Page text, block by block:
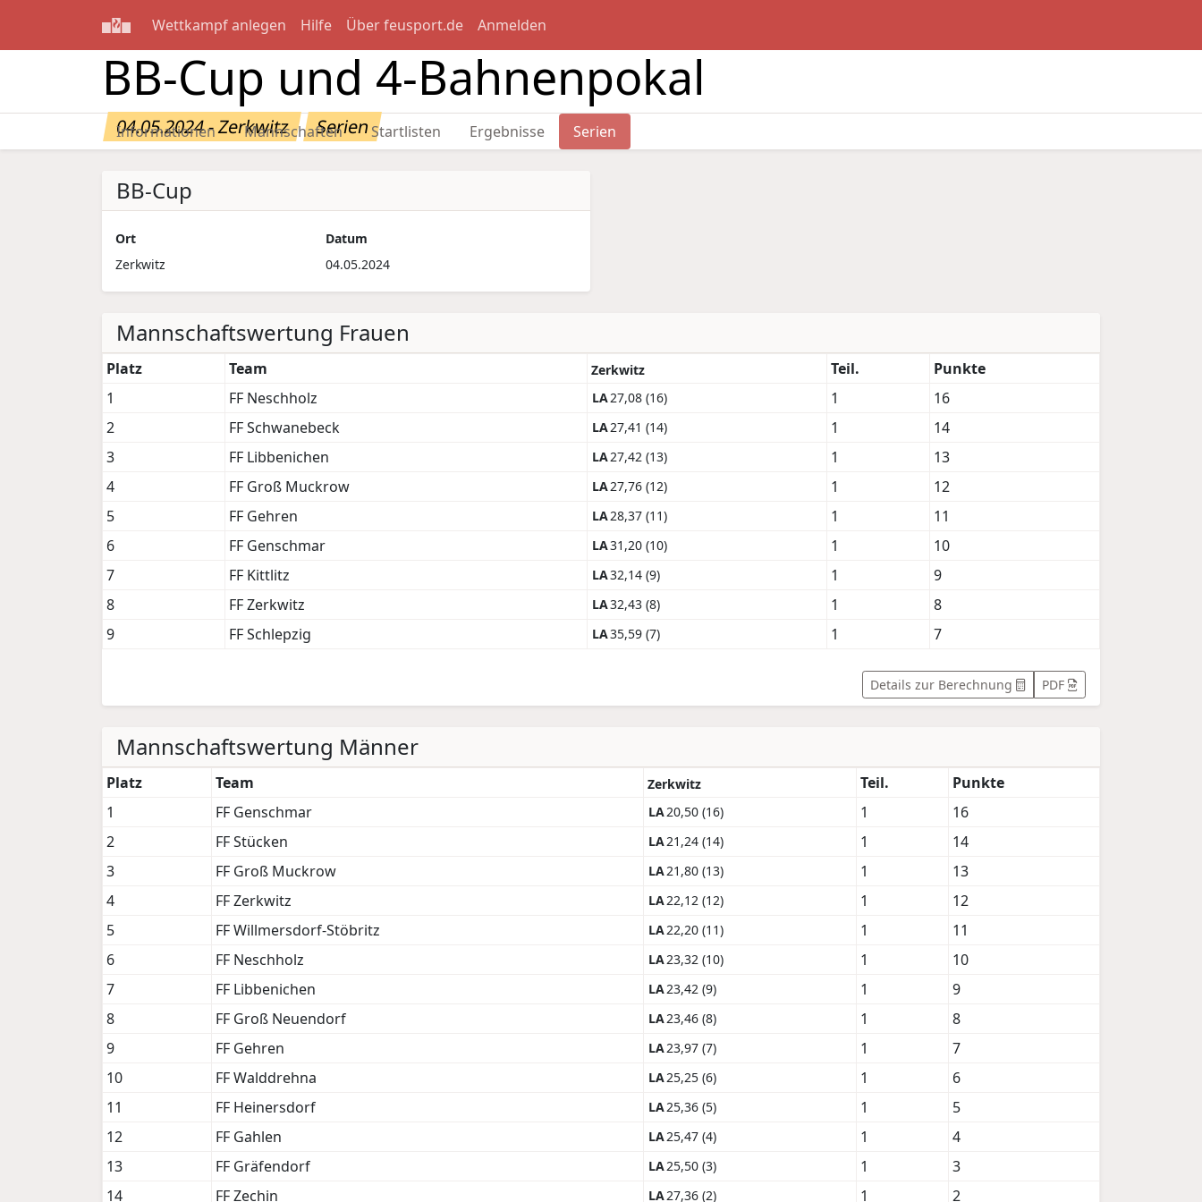
Wettkampf anlegen Hilfe Über feusport.de Anmelden
BB-Cup und 4-Bahnenpokal
04.05.2024 - Zerkwitz Serien
Informationen Mannschaften Startlisten Ergebnisse Serien
BB-Cup
Ort
Datum
Zerkwitz
04.05.2024
Mannschaftswertung Frauen
Platz Team Zerkwitz Teil.
Punkte
1
FF Neschholz LA27,08 (16) 1
16
2
FF Schwanebeck LA27,41 (14) 1
14
3
FF Libbenichen LA27,42 (13) 1
13
4
FF Groß Muckrow LA27,76 (12) 1
12
5
FF Gehren LA28,37 (11) 1
11
6
FF Genschmar LA31,20 (10) 1
10
7
FF Kittlitz LA32,14 (9) 1
9
8
FF Zerkwitz LA32,43 (8) 1
8
9
FF Schlepzig LA35,59 (7) 1 7
Details zur Berechnung PDF
Mannschaftswertung Männer
Platz Team Zerkwitz Teil.
Punkte
1
FF Genschmar LA20,50 (16) 1
16
2
FF Stücken LA21,24 (14) 1
14
3
FF Groß Muckrow LA21,80 (13) 1
13
4
FF Zerkwitz LA22,12 (12) 1
12
5
FF Willmersdorf-Stöbritz LA22,20 (11) 1
11
6
FF Neschholz LA23,32 (10) 1
10
7
FF Libbenichen LA23,42 (9) 1
9
8
FF Groß Neuendorf LA23,46 (8) 1
8
9
FF Gehren LA23,97 (7) 1
7
10
FF Walddrehna LA25,25 (6) 1
6
11
FF Heinersdorf LA25,36 (5) 1
5
12
FF Gahlen LA25,47 (4) 1
4
13
FF Gräfendorf LA25,50 (3) 1
3
14
FF Zechin LA27,36 (2) 1 2